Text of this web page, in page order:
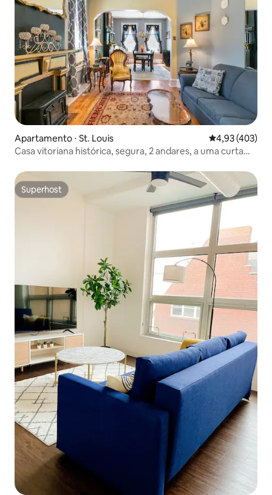
Apartamento ⋅ St. Louis 4,93 de uma
4,93 (403)
Casa vitoriana histórica, segura, 2 andares, a uma curta
Superhost
Superhost